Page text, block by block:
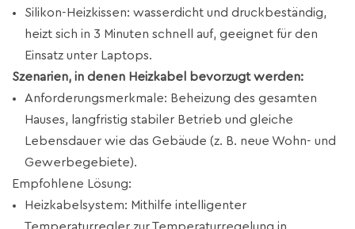
Silikon-Heizkissen: wasserdicht und druckbeständig,
heizt sich in 3 Minuten schnell auf, geeignet für den
Einsatz unter Laptops.
Szenarien, in denen Heizkabel bevorzugt werden:
Anforderungsmerkmale: Beheizung des gesamten
Hauses, langfristig stabiler Betrieb und gleiche
Lebensdauer wie das Gebäude (z. B. neue Wohn- und
Gewerbegebiete).
Empfohlene Lösung:
Heizkabelsystem: Mithilfe intelligenter
Temperaturregler zur Temperaturregelung in